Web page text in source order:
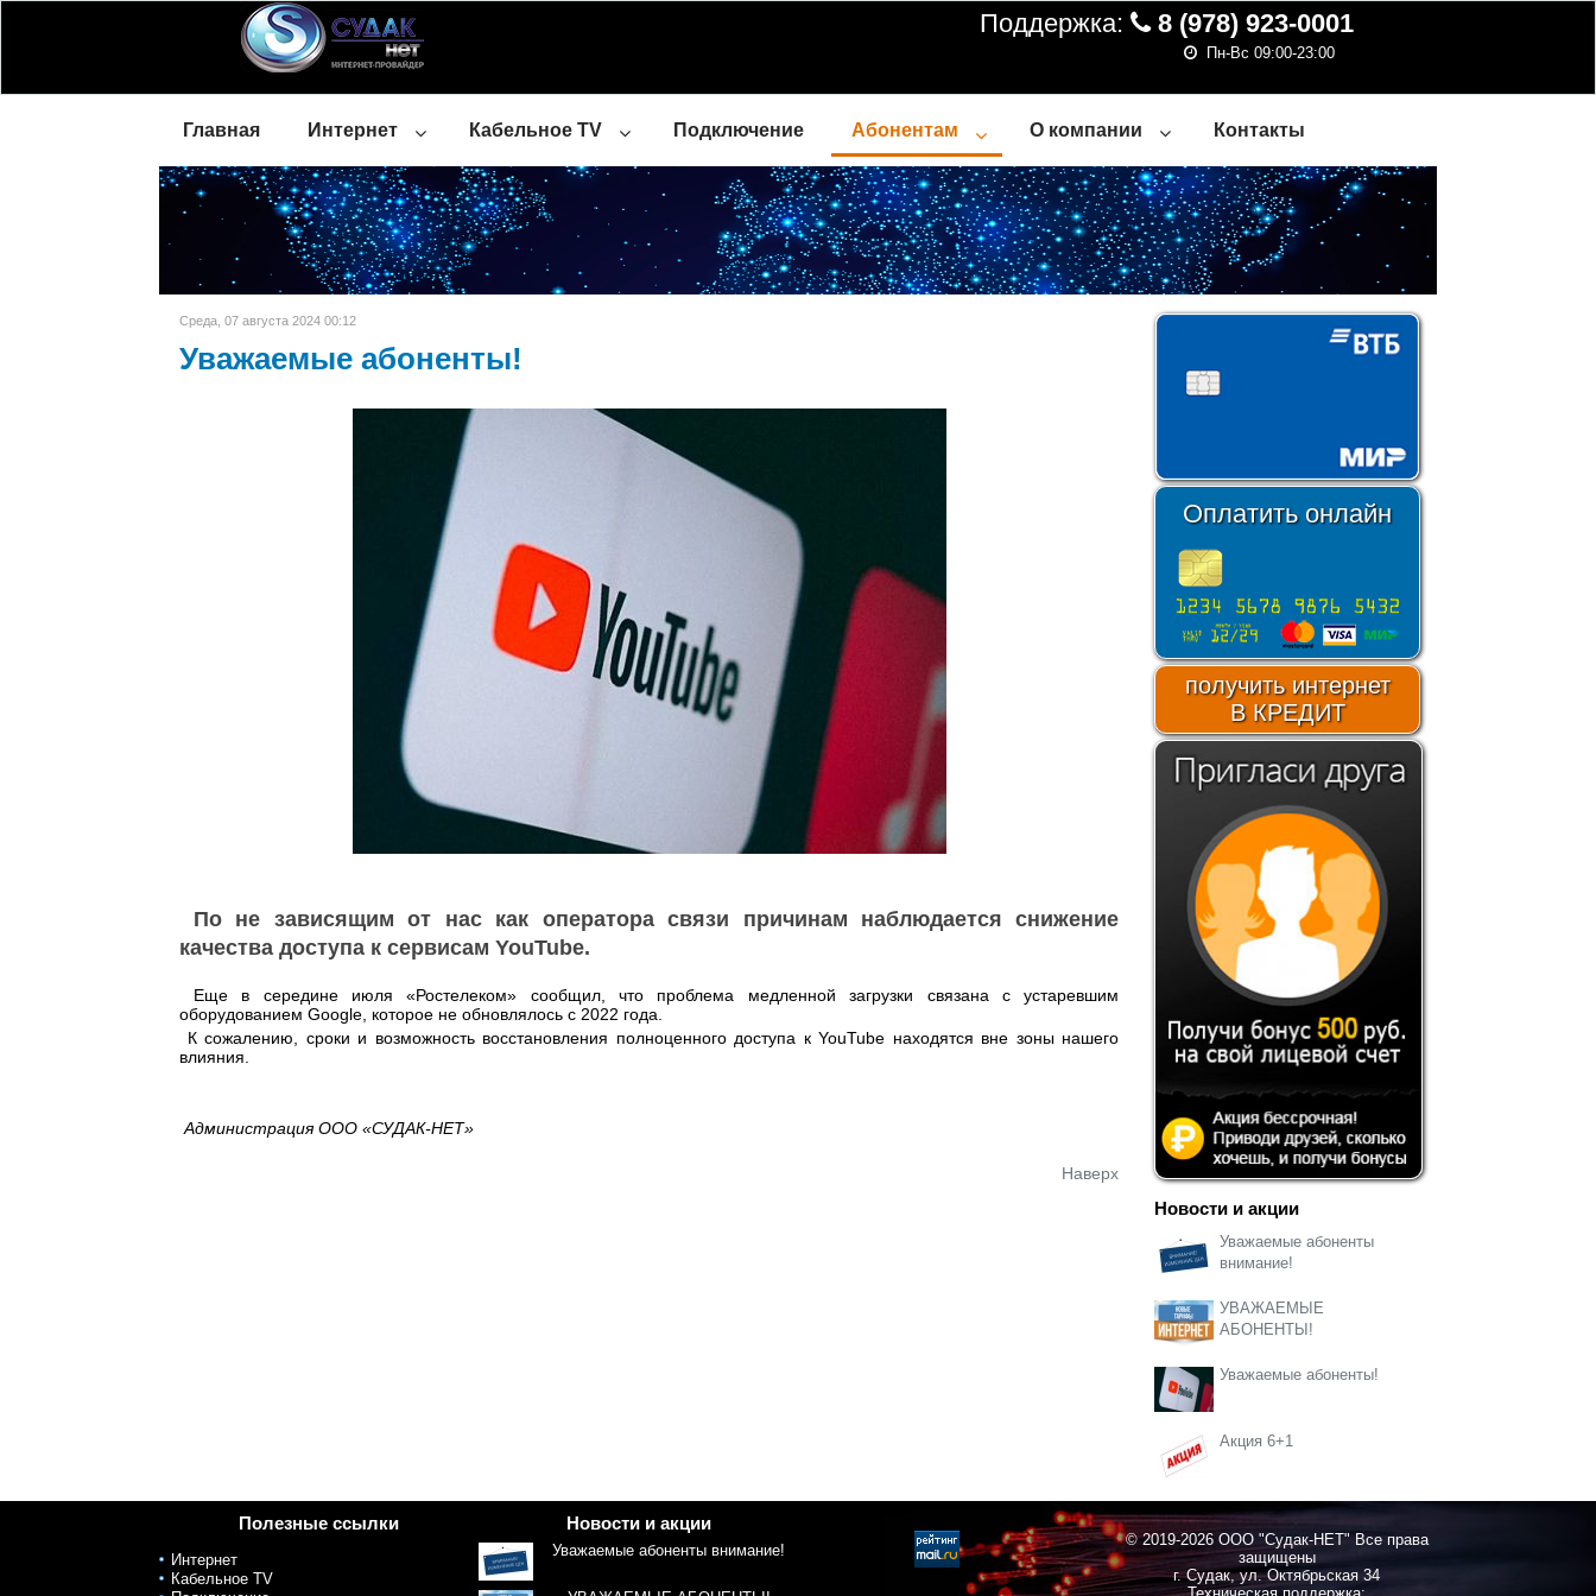
Поддержка: 8 (978) 923-0001
Пн-Вс 09:00-23:00
Главная Интернет Кабельное TV Подключение Абонентам О компании Контакты
Среда, 07 августа 2024 00:12
Уважаемые абоненты!
По не зависящим от нас как оператора связи причинам наблюдается снижение
качества доступа к сервисам YouTube.
Еще в середине июля «Ростелеком» сообщил, что проблема медленной загрузки связана с устаревшим
оборудованием Google, которое не обновлялось с 2022 года.
К сожалению, сроки и возможность восстановления полноценного доступа к YouTube находятся вне зоны нашего
влияния.
Администрация ООО «СУДАК-НЕТ»
Наверх
Оплатить онлайн
получить интернет
В КРЕДИТ
Новости и акции
Уважаемые абоненты
внимание!
УВАЖАЕМЫЕ
АБОНЕНТЫ!
Уважаемые абоненты!
Акция 6+1
Полезные ссылки
Интернет
Кабельное TV
Новости и акции
Уважаемые абоненты внимание!
© 2019-2026 ООО "Судак-НЕТ" Все права
защищены
г. Судак, ул. Октябрьская 34